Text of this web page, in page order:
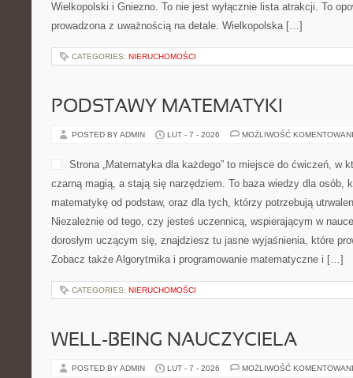
Wielkopolski i Gniezno. To nie jest wyłącznie lista atrakcji. To
prowadzona z uważnością na detale. Wielkopolska […]
CATEGORIES: NIERUCHOMOŚCI
PODSTAWY MATEMATYKI
POSTED BY ADMIN LUT - 7 - 2026 MOŻLIWOŚĆ
Strona „Matematyka dla każdego” to miejsce do ćwiczeń, w
czarną magią, a stają się narzędziem. To baza wiedzy dla osób,
matematykę od podstaw, oraz dla tych, którzy potrzebują
Niezależnie od tego, czy jesteś uczennicą, wspierającym w
dorosłym uczącym się, znajdziesz tu jasne wyjaśnienia, które
Zobacz także Algorytmika i programowanie matematyczne i […]
CATEGORIES: NIERUCHOMOŚCI
WELL-BEING NAUCZYCIELA
POSTED BY ADMIN LUT - 7 - 2026 MOŻLIWOŚĆ